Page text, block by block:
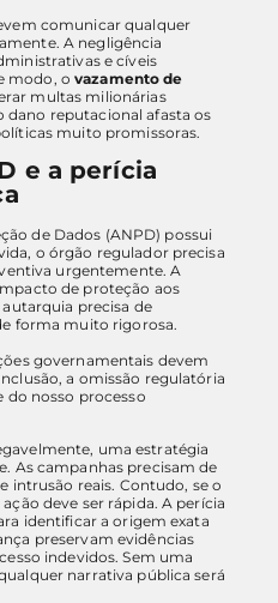
comunicar qualquer
A negligência
e cíveis
modo, ovazamento de
multas milionárias
reputacional afasta os
muito promissoras.
e a perícia
de Dados (ANPD) possui
o órgão regulador precisa
urgentemente. A
de proteção aos
precisa de
forma muito rigorosa.
governamentais devem
a omissão regulatória
do nosso processo
uma estratégia
As campanhas precisam de
intrusão reais. Contudo, se o
deve ser rápida. A perícia
identificar a origem exata
preservam evidências
indevidos. Sem uma
narrativa pública será